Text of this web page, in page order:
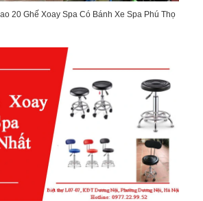
20 Ghế Xoay Spa Có Bánh Xe Spa Phú Thọ